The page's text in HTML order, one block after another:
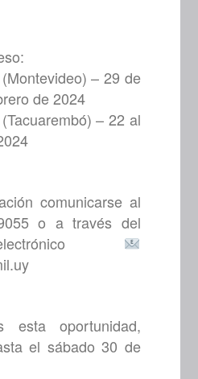
– 29 de
de 2024
– 22 al
comunicarse al
o a través del
esta oportunidad,
el sábado 30 de